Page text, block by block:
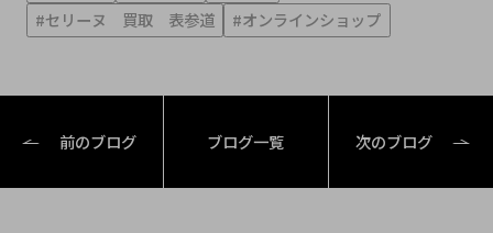
#セリーヌ 買取 表参道
#オンラインショップ
前のブログ ブログ一覧 次のブログ